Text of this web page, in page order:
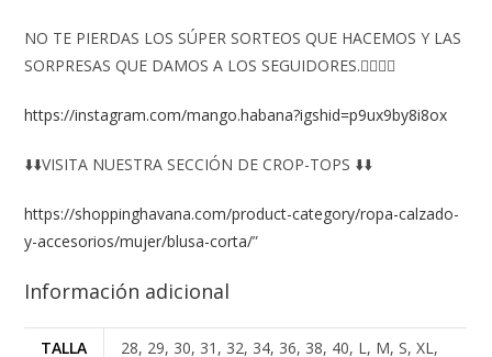
NO TE PIERDAS LOS SÚPER SORTEOS QUE HACEMOS Y LAS
SORPRESAS QUE DAMOS A LOS SEGUIDORES.👇🏻👇🏻
https://instagram.com/mango.habana?igshid=p9ux9by8i8ox
⬇️⬇️VISITA NUESTRA SECCIÓN DE CROP-TOPS ⬇️⬇️
https://shoppinghavana.com/product-category/ropa-calzado-
y-accesorios/mujer/blusa-corta/”
Información adicional
TALLA 28, 29, 30, 31, 32, 34, 36, 38, 40, L, M, S, XL,